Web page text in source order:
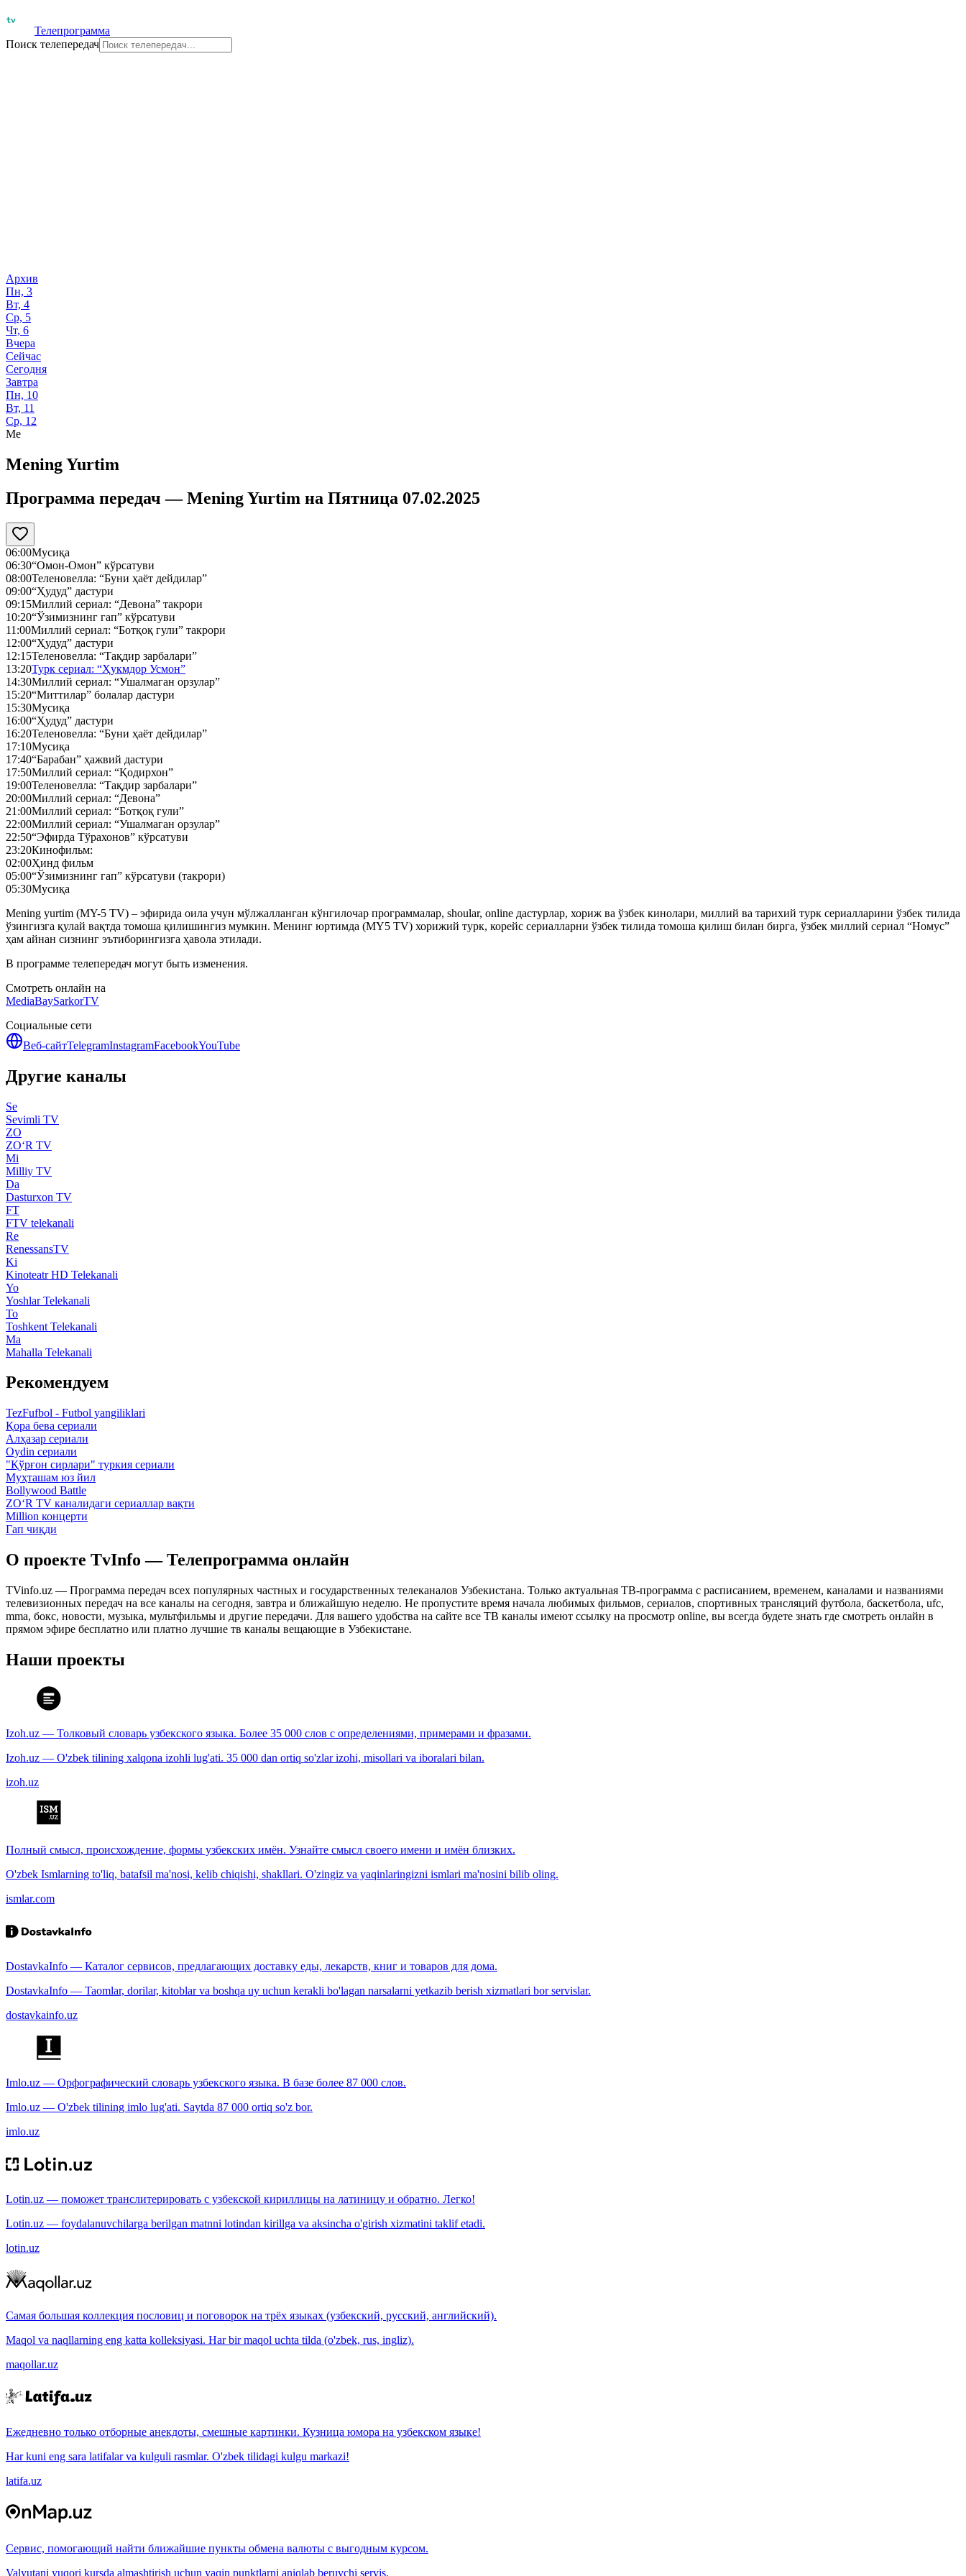
Телепрограмма
Поиск телепередач
Архив
Пн, 3
Вт, 4
Ср, 5
Чт, 6
Вчера
Сейчас
Сегодня
Завтра
Пн, 10
Вт, 11
Ср, 12
Me
Mening Yurtim
Программа передач —Mening Yurtim на Пятница 07.02.2025
06:00Мусиқа
06:30“Омон-Омон” кўрсатуви
08:00Теленовелла: “Буни ҳаёт дейдилар”
09:00“Ҳудуд” дастури
09:15Миллий сериал: “Девона” такрори
10:20“Ўзимизнинг гап” кўрсатуви
11:00Миллий сериал: “Ботқоқ гули” такрори
12:00“Ҳудуд” дастури
12:15Теленовелла: “Тақдир зарбалари”
13:20Турк сериал: “Ҳукмдор Усмон”
14:30Миллий сериал: “Ушалмаган орзулар”
15:20“Миттилар” болалар дастури
15:30Мусиқа
16:00“Ҳудуд” дастури
16:20Теленовелла: “Буни ҳаёт дейдилар”
17:10Мусиқа
17:40“Барабан” ҳажвий дастури
17:50Миллий сериал: “Қодирхон”
19:00Теленовелла: “Тақдир зарбалари”
20:00Миллий сериал: “Девона”
21:00Миллий сериал: “Ботқоқ гули”
22:00Миллий сериал: “Ушалмаган орзулар”
22:50“Эфирда Тўрахонов” кўрсатуви
23:20Кинофильм:
02:00Ҳинд фильм
05:00“Ўзимизнинг гап” кўрсатуви (такрори)
05:30Мусиқа
Mening yurtim (MY-5 TV) – эфирида оила учун мўлжалланган кўнгилочар программалар, shoular, online дастурлар, хориж ва ўзбек кинолари, миллий ва тарихий турк сериалларини ўзбек тилида
ўзингизга қулай вақтда томоша қилишингиз мумкин. Менинг юртимда (MY5 TV) хорижий турк, корейс сериалларни ўзбек тилида томоша қилиш билан бирга, ўзбек миллий сериал “Номус”
ҳам айнан сизнинг эътиборингизга ҳавола этилади.
В программе телепередач могут быть изменения.
Смотреть онлайн на
MediaBaySarkorTV
Социальные сети
Веб-сайтTelegramInstagramFacebookYouTube
Другие каналы
Se
Sevimli TV
ZO
ZO‘R TV
Mi
Milliy TV
Da
Dasturxon TV
FT
FTV telekanali
Re
RenessansTV
Ki
Kinoteatr HD Telekanali
Yo
Yoshlar Telekanali
To
Toshkent Telekanali
Ma
Mahalla Telekanali
Рекомендуем
TezFufbol - Futbol yangiliklari
Қора бева сериали
Алҳазар сериали
Oydin сериали
"Қўрғон сирлари" туркия сериали
Муҳташам юз йил
Bollywood Battle
ZO‘R TV каналидаги сериаллар вақти
Million концерти
Гап чиқди
О проекте TvInfo — Телепрограмма онлайн
TVinfo.uz — Программа передач всех популярных частных и государственных телеканалов Узбекистана. Только актуальная ТВ-программа с расписанием, временем, каналами и названиями
телевизионных передач на все каналы на сегодня, завтра и ближайшую неделю. Не пропустите время начала любимых фильмов, сериалов, спортивных трансляций футбола, баскетбола, ufc,
mma, бокс, новости, музыка, мультфильмы и другие передачи. Для вашего удобства на сайте все ТВ каналы имеют ссылку на просмотр online, вы всегда будете знать где смотреть онлайн в
прямом эфире бесплатно или платно лучшие тв каналы вещающие в Узбекистане.
Наши проекты
Izoh.uz — Толковый словарь узбекского языка. Более 35 000 слов с определениями, примерами и фразами.
Izoh.uz — O'zbek tilining xalqona izohli lug'ati. 35 000 dan ortiq so'zlar izohi, misollari va iboralari bilan.
izoh.uz
Полный смысл, происхождение, формы узбекских имён. Узнайте смысл своего имени и имён близких.
O'zbek Ismlarning to'liq, batafsil ma'nosi, kelib chiqishi, shakllari. O'zingiz va yaqinlaringizni ismlari ma'nosini bilib oling.
ismlar.com
DostavkaInfo — Каталог сервисов, предлагающих доставку еды, лекарств, книг и товаров для дома.
DostavkaInfo — Taomlar, dorilar, kitoblar va boshqa uy uchun kerakli bo'lagan narsalarni yetkazib berish xizmatlari bor servislar.
dostavkainfo.uz
Imlo.uz — Орфографический словарь узбекского языка. В базе более 87 000 слов.
Imlo.uz — O'zbek tilining imlo lug'ati. Saytda 87 000 ortiq so'z bor.
imlo.uz
Lotin.uz — поможет транслитерировать с узбекской кириллицы на латиницу и обратно. Легко!
Lotin.uz — foydalanuvchilarga berilgan matnni lotindan kirillga va aksincha o'girish xizmatini taklif etadi.
lotin.uz
Самая большая коллекция пословиц и поговорок на трёх языках (узбекский, русский, английский).
Maqol va naqllarning eng katta kolleksiyasi. Har bir maqol uchta tilda (o'zbek, rus, ingliz).
maqollar.uz
Ежедневно только отборные анекдоты, смешные картинки. Кузница юмора на узбекском языке!
Har kuni eng sara latifalar va kulguli rasmlar. O'zbek tilidagi kulgu markazi!
latifa.uz
Сервис, помогающий найти ближайшие пункты обмена валюты с выгодным курсом.
Valyutani yuqori kursda almashtirish uchun yaqin punktlarni aniqlab beruvchi servis.